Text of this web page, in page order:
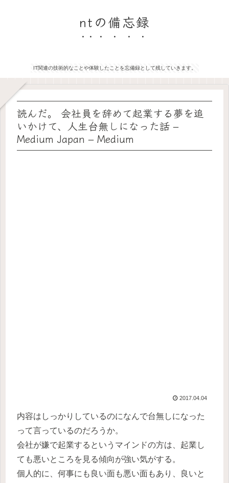
ntの備忘録
IT関連の技術的なことや体験したことを忘備録として残していきます。
読んだ。 会社員を辞めて起業する夢を追
いかけて、人生台無しになった話 –
Medium Japan – Medium
2017.04.04
内容はしっかりしているのになんで台無しになった
って言っているのだろうか。
会社が嫌で起業するというマインドの方は、起業し
ても悪いところを見る傾向が強い気がする。
個人的に、何事にも良い面も悪い面もあり、良いと